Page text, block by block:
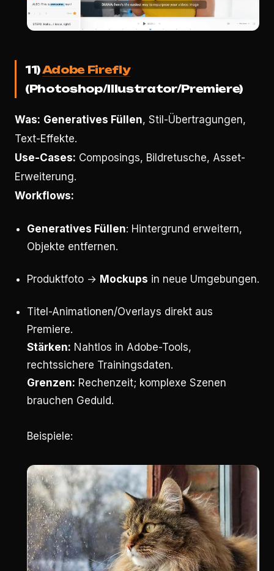
11)Adobe Firefly
(Photoshop/Illustrator/Premiere)
Was: Generatives Füllen, Stil-Übertragungen,
Text-Effekte.
Use-Cases: Composings, Bildretusche, Asset-
Erweiterung.
Workflows:
Generatives Füllen: Hintergrund erweitern,
Objekte entfernen.
Produktfoto → Mockups in neue Umgebungen.
Titel-Animationen/Overlays direkt aus
Premiere.
Stärken: Nahtlos in Adobe-Tools,
rechtssichere Trainingsdaten.
Grenzen: Rechenzeit; komplexe Szenen
brauchen Geduld.
Beispiele: